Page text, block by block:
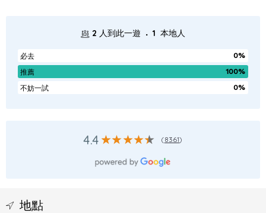
2 人到此一遊 . 1 本地人
必去
0%
推薦
100%
不妨一試
0%
4.4 (8361)
地點